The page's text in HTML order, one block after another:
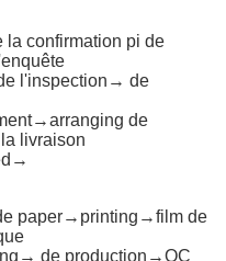
confirmation pi de
l'inspection→ de
de
livraison
paper→printing→film de
de production→QC